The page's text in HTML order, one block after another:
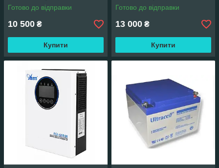
Готово до відправки
10 500 ₴
Купити
Готово до відправки
13 000 ₴
Купити